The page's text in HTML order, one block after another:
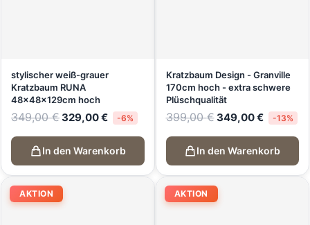
stylischer weiß-grauer
Kratzbaum RUNA
48x48x129cm hoch
349,00€ 329,00€ -6%
In den Warenkorb
Kratzbaum Design - Granville
170cm hoch - extra schwere
Plüschqualität
399,00€ 349,00€ -13%
In den Warenkorb
AKTION AKTION